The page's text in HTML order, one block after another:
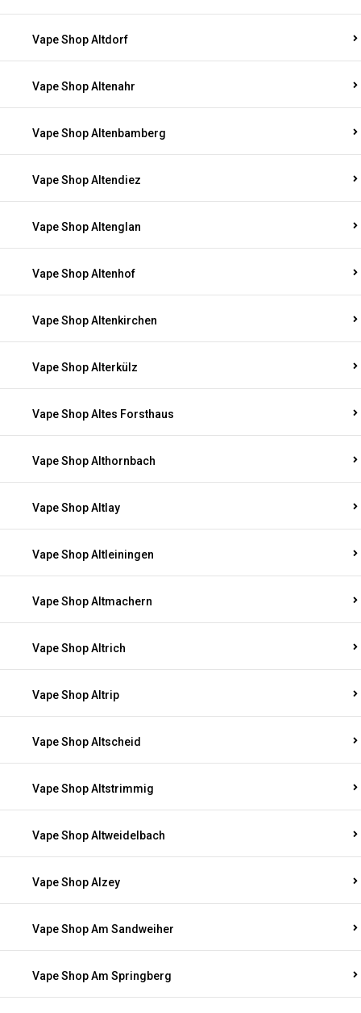
Vape Shop Altdorf
Vape Shop Altenahr
Vape Shop Altenbamberg
Vape Shop Altendiez
Vape Shop Altenglan
Vape Shop Altenhof
Vape Shop Altenkirchen
Vape Shop Alterkülz
Vape Shop Altes Forsthaus
Vape Shop Althornbach
Vape Shop Altlay
Vape Shop Altleiningen
Vape Shop Altmachern
Vape Shop Altrich
Vape Shop Altrip
Vape Shop Altscheid
Vape Shop Altstrimmig
Vape Shop Altweidelbach
Vape Shop Alzey
Vape Shop Am Sandweiher
Vape Shop Am Springberg